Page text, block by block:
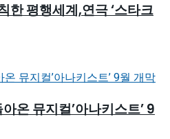
한 평행세계,연극 ‘스타크
온 뮤지컬’아나키스트’ 9